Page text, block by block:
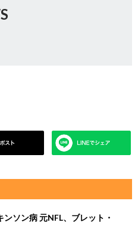
ソン病 元NFL、ブレット・